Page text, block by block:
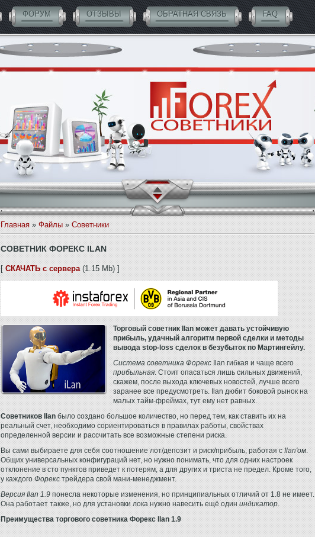
ФОРУМ ОТЗЫВЫ ОБРАТНАЯ СВЯЗЬ FAQ
Главная » Файлы » Советники
СОВЕТНИК ФОРЕКС ILAN
[ СКАЧАТЬ с сервера(1.15 Mb) ]
Торговый советник Ilan может давать устойчивую
прибыль, удачный алгоритм первой сделки и методы
вывода stop-loss сделок в безубыток по Мартингейлу.
Система советника Форекс Ilan гибкая и чаще всего
прибыльная. Стоит опасаться лишь сильных движений,
скажем, после выхода ключевых новостей, лучше всего
заранее все предусмотреть. Ilan дюбит боковой рынок на
малых тайм-фреймах, тут ему нет равных.
Советников Ilan было создано большое количество, но перед тем, как ставить их на
реальный счет, необходимо сориентироваться в правилах работы, свойствах
определенной версии и рассчитать все возможные степени риска.
Вы сами выбираете для себя соотношение лот/депозит и риск/прибыль, работая с Ilan'ом.
Общих универсальных конфигураций нет, но нужно понимать, что для одних настроек
отклонение в сто пунктов приведет к потерям, а для других и триста не предел. Кроме того,
у каждого Форекс трейдера свой мани-менеджмент.
Версия Ilan 1.9 понесла некоторые изменения, но принципиальных отличий от 1.8 не имеет.
Она работает также, но для установки лока нужно навесить ещё один индикатор.
Преимущества торгового советника Форекс Ilan 1.9